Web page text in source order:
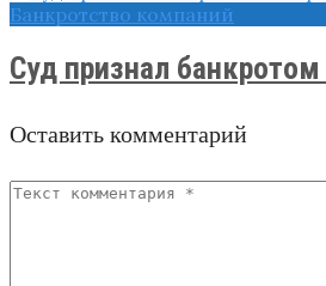
Банкротство компаний
Суд признал
Оставить комментарий